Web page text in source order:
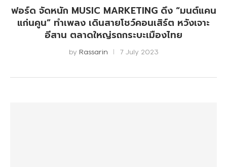
ฟอร์ด จัดหนัก MUSIC MARKETING ดึง “มนต์แคน
แก่นคูน” ทำเพลง เดินสายโชว์คอนเสิร์ต หวังเจาะ
อีสาน ตลาดใหญ่รถกระบะเมืองไทย
by Rassarin 7 July 2023